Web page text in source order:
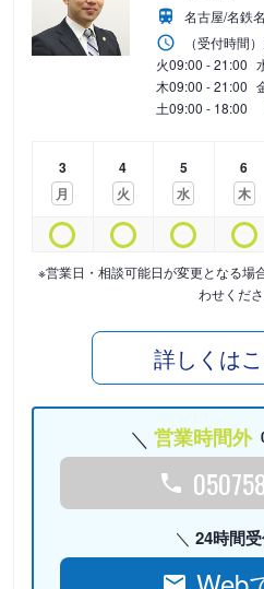
名古屋/名鉄
（受付時間）
火09:00 - 21:00
木09:00 - 21:00
土09:00 - 18:00
3
月
4
火
5
水
6
木
※営業日・相談可能日が変更となる場
わせくださ
詳しくは
営業時間外
24時間